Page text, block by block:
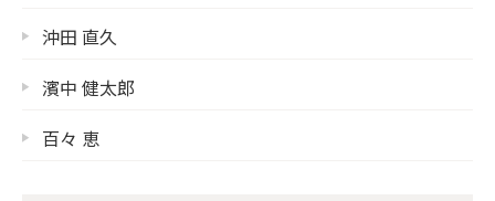
沖田 直久
濱中 健太郎
百々 恵